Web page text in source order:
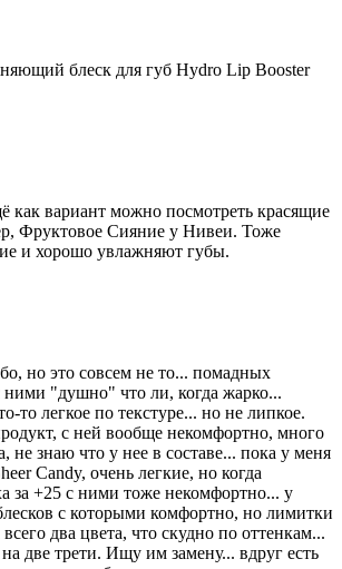
блеск для губ Hydro Lip Booster
как вариант можно посмотреть красящие
Фруктовое Сияние у Нивеи. Тоже
и хорошо увлажняют губы.
но это совсем не то... помадных
ними "душно" что ли, когда жарко...
то легкое по текстуре... но не липкое.
с ней вообще некомфортно, много
не знаю что у нее в составе... пока у меня
Candy, очень легкие, но когда
за +25 с ними тоже некомфортно... у
с которыми комфортно, но лимитки
два цвета, что скудно по оттенкам...
две трети. Ищу им замену... вдруг есть